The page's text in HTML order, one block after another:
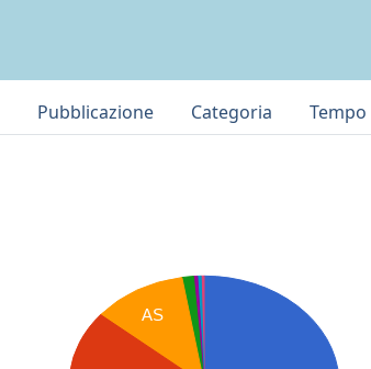
Pubblicazione Categoria
Tempo
AS